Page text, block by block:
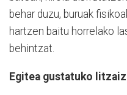
behar duzu, buruak
hartzen baitu horrelako
behintzat.
Egitea gustatuko